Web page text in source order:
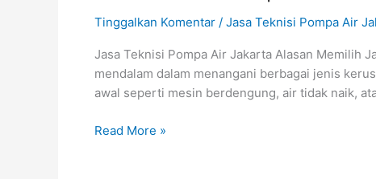
Tinggalkan Komentar / Jasa Teknisi Pompa Air
Jasa Teknisi Pompa Air Jakarta Alasan Memilih
mendalam dalam menangani berbagai jenis
awal seperti mesin berdengung, air tidak naik,
Read More »